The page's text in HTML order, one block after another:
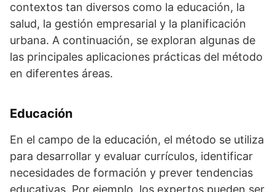
contextos tan diversos como la educación, la
salud, la gestión empresarial y la planificación
urbana. A continuación, se exploran algunas de
las principales aplicaciones prácticas del método
en diferentes áreas.
Educación
En el campo de la educación, el método se utiliza
para desarrollar y evaluar currículos, identificar
necesidades de formación y prever tendencias
educativas. Por ejemplo, los expertos pueden ser